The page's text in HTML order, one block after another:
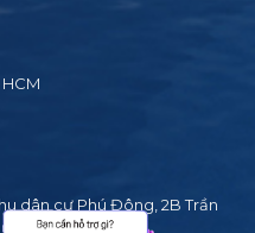
dân cư Phú Đông, 2B Trần